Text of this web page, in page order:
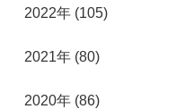
2022年 (105)
2021年 (80)
2020年 (86)